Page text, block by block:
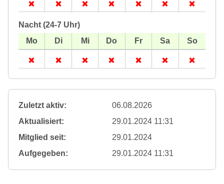
Nacht (24-7 Uhr)
Zuletzt aktiv:
06.08.2026
Aktualisiert:
29.01.2024 11:31
Mitglied seit:
29.01.2024
Aufgegeben:
29.01.2024 11:31